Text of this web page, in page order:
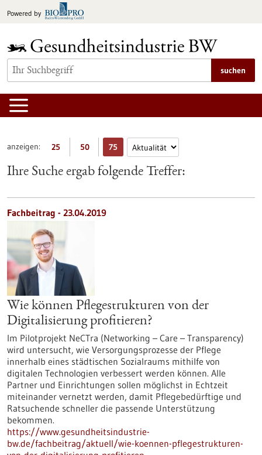
Inhalt
Powered by
suchen
anzeigen: 25 50 75
Ihre Suche ergab folgende Treffer:
Fachbeitrag - 23.04.2019
Wie können Pflegestrukturen von der
Digitalisierung profitieren?
Im Pilotprojekt NeCTra (Networking – Care – Transparency)
wird untersucht, wie Versorgungsprozesse der Pflege
innerhalb eines städtischen Sozialraums mithilfe von
digitalen Technologien verbessert werden können. Alle
Partner und Einrichtungen sollen möglichst in Echtzeit
miteinander vernetzt werden, damit Pflegebedürftige und
Ratsuchende schneller die passende Unterstützung
bekommen.
https://www.gesundheitsindustrie-
bw.de/fachbeitrag/aktuell/wie-koennen-pflegestrukturen-